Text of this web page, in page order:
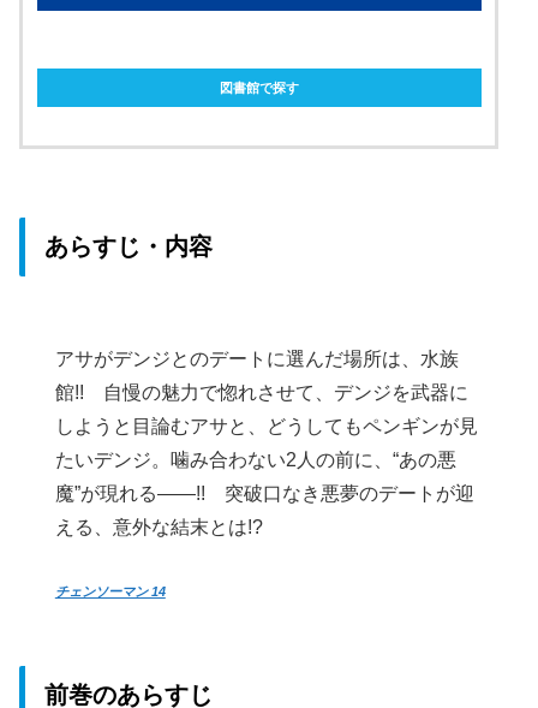
図書館で探す
あらすじ・内容
アサがデンジとのデートに選んだ場所は、水族
館!! 自慢の魅力で惚れさせて、デンジを武器に
しようと目論むアサと、どうしてもペンギンが見
たいデンジ。噛み合わない2人の前に、“あの悪
魔”が現れる――!! 突破口なき悪夢のデートが迎
える、意外な結末とは!?
チェンソーマン 14
前巻のあらすじ